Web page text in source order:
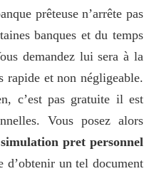
prêteuse n’arrête pas
banques et du temps
demandez lui sera à la
et non négligeable.
c’est pas gratuite il est
Vous posez alors
pret personnel
un tel document